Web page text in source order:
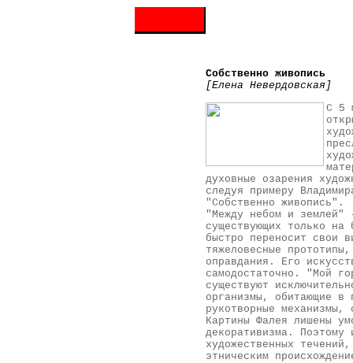
Собственно живопись
[Елена Невердовская]
С 5
духовные озарения
следуя примеру
"Собственно живопись".
"Между небом и
существующих только
быстро переносит свои
тяжеловесные
оправдания. Его
самодостаточно. "Мой
существуют
организмы, обитающие в
рукотворные механизмы,
Картины Фалея лишены
декоративизма.
художественных
этническим